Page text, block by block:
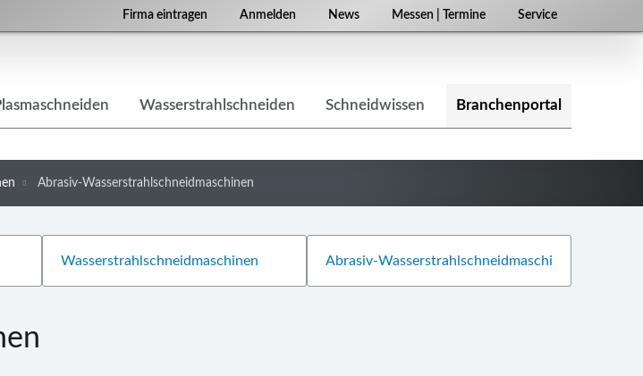
Firma eintragen Anmelden News Messen | Termine Service
Wasserstrahlschneiden Schneidwissen Branchenportal
Abrasiv-Wasserstrahlschneidmaschinen